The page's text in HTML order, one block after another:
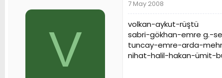
V
7 May 2008
volkan-aykut-rüştü
sabri-gökhan-emre g.-
tuncay-emre-arda-
nihat-halil-hakan-ümit-